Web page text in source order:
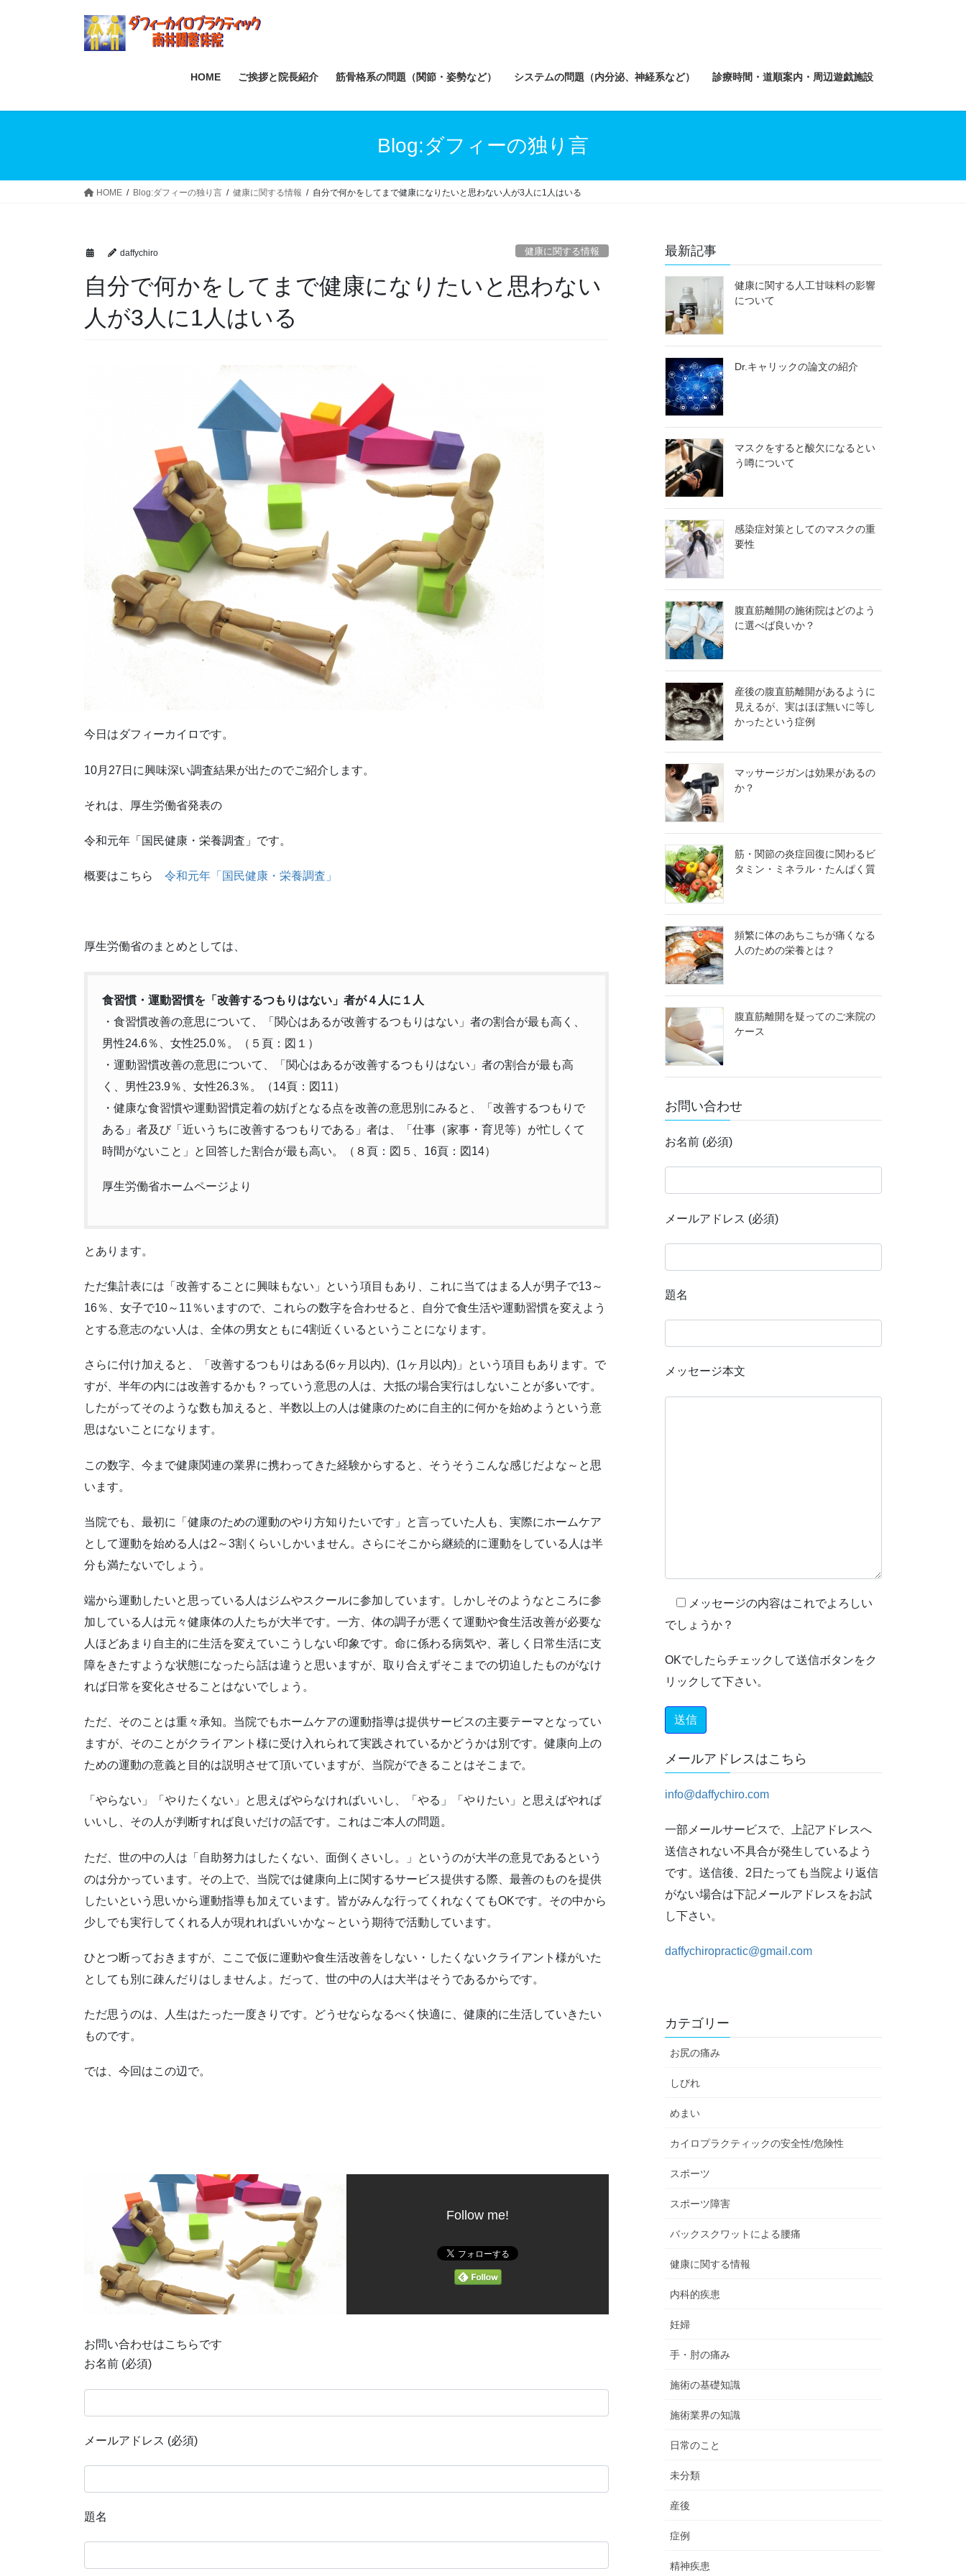
HOME ご挨拶と院長紹介 筋骨格系の問題（関節・姿勢など） システムの問題（内分泌、神経系など） 診療時間・道順案内・周辺遊戯施設
Blog:ダフィーの独り言
HOME Blog:ダフィーの独り言 健康に関する情報 自分で何かをしてまで健康になりたいと思わない人が3人に1人はいる
daffychiro 健康に関する情報
自分で何かをしてまで健康になりたいと思わない
人が3人に1人はいる
今日はダフィーカイロです。
10月27日に興味深い調査結果が出たのでご紹介します。
それは、厚生労働省発表の
令和元年「国民健康・栄養調査」です。
概要はこちら 令和元年「国民健康・栄養調査」
厚生労働省のまとめとしては、
食習慣・運動習慣を「改善するつもりはない」者が４人に１人
・食習慣改善の意思について、「関心はあるが改善するつもりはない」者の割合が最も高く、
男性24.6％、女性25.0％。（５頁：図１）
・運動習慣改善の意思について、「関心はあるが改善するつもりはない」者の割合が最も高
く、男性23.9％、女性26.3％。（14頁：図11）
・健康な食習慣や運動習慣定着の妨げとなる点を改善の意思別にみると、「改善するつもりで
ある」者及び「近いうちに改善するつもりである」者は、「仕事（家事・育児等）が忙しくて
時間がないこと」と回答した割合が最も高い。（８頁：図５、16頁：図14）
厚生労働省ホームページより
とあります。
ただ集計表には「改善することに興味もない」という項目もあり、これに当てはまる人が男子で13～
16％、女子で10～11％いますので、これらの数字を合わせると、自分で食生活や運動習慣を変えよう
とする意志のない人は、全体の男女ともに4割近くいるということになります。
さらに付け加えると、「改善するつもりはある(6ヶ月以内)、(1ヶ月以内)」という項目もあります。で
すが、半年の内には改善するかも？っていう意思の人は、大抵の場合実行はしないことが多いです。
したがってそのような数も加えると、半数以上の人は健康のために自主的に何かを始めようという意
思はないことになります。
この数字、今まで健康関連の業界に携わってきた経験からすると、そうそうこんな感じだよな～と思
います。
当院でも、最初に「健康のための運動のやり方知りたいです」と言っていた人も、実際にホームケア
として運動を始める人は2～3割くらいしかいません。さらにそこから継続的に運動をしている人は半
分も満たないでしょう。
端から運動したいと思っている人はジムやスクールに参加しています。しかしそのようなところに参
加している人は元々健康体の人たちが大半です。一方、体の調子が悪くて運動や食生活改善が必要な
人ほどあまり自主的に生活を変えていこうしない印象です。命に係わる病気や、著しく日常生活に支
障をきたすような状態になったら話は違うと思いますが、取り合えずそこまでの切迫したものがなけ
れば日常を変化させることはないでしょう。
ただ、そのことは重々承知。当院でもホームケアの運動指導は提供サービスの主要テーマとなってい
ますが、そのことがクライアント様に受け入れられて実践されているかどうかは別です。健康向上の
ための運動の意義と目的は説明させて頂いていますが、当院ができることはそこまで。
「やらない」「やりたくない」と思えばやらなければいいし、「やる」「やりたい」と思えばやれば
いいし、その人が判断すれば良いだけの話です。これはご本人の問題。
ただ、世の中の人は「自助努力はしたくない、面倒くさいし。」というのが大半の意見であるという
のは分かっています。その上で、当院では健康向上に関するサービス提供する際、最善のものを提供
したいという思いから運動指導も加えています。皆がみんな行ってくれなくてもOKです。その中から
少しでも実行してくれる人が現れればいいかな～という期待で活動しています。
ひとつ断っておきますが、ここで仮に運動や食生活改善をしない・したくないクライアント様がいた
としても別に疎んだりはしませんよ。だって、世の中の人は大半はそうであるからです。
ただ思うのは、人生はたった一度きりです。どうせならなるべく快適に、健康的に生活していきたい
ものです。
では、今回はこの辺で。
Follow me!
お問い合わせはこちらです
お名前 (必須)
メールアドレス (必須)
題名
最新記事
健康に関する人工甘味料の影響
について
Dr.キャリックの論文の紹介
マスクをすると酸欠になるとい
う噂について
感染症対策としてのマスクの重
要性
腹直筋離開の施術院はどのよう
に選べば良いか？
産後の腹直筋離開があるように
見えるが、実はほぼ無いに等し
かったという症例
マッサージガンは効果があるの
か？
筋・関節の炎症回復に関わるビ
タミン・ミネラル・たんぱく質
頻繁に体のあちこちが痛くなる
人のための栄養とは？
腹直筋離開を疑ってのご来院の
ケース
お問い合わせ
お名前 (必須)
メールアドレス (必須)
題名
メッセージ本文
メッセージの内容はこれでよろしい
でしょうか？
OKでしたらチェックして送信ボタンをク
リックして下さい。
メールアドレスはこちら
info@daffychiro.com
一部メールサービスで、上記アドレスへ
送信されない不具合が発生しているよう
です。送信後、2日たっても当院より返信
がない場合は下記メールアドレスをお試
し下さい。
daffychiropractic@gmail.com
カテゴリー
お尻の痛み
しびれ
めまい
カイロプラクティックの安全性/危険性
スポーツ
スポーツ障害
バックスクワットによる腰痛
健康に関する情報
内科的疾患
妊婦
手・肘の痛み
施術の基礎知識
施術業界の知識
日常のこと
未分類
産後
症例
精神疾患